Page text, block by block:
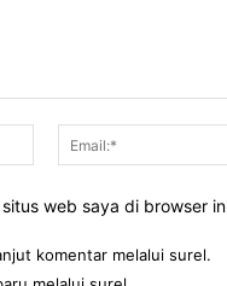
Nama:*
web saya di browser
komentar melalui surel.